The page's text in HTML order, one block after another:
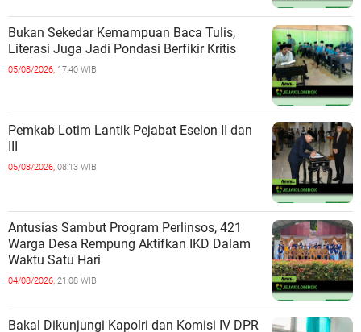
Bukan Sekedar Kemampuan Baca Tulis,
Literasi Juga Jadi Pondasi Berfikir Kritis
05/08/2026, 17:40 WIB
Pemkab Lotim Lantik Pejabat Eselon II dan
III
05/08/2026, 08:13 WIB
Antusias Sambut Program Perlinsos, 421
Warga Desa Rempung Aktifkan IKD Dalam
Waktu Satu Hari
04/08/2026, 21:08 WIB
Bakal Dikunjungi Kapolri dan Komisi IV DPR